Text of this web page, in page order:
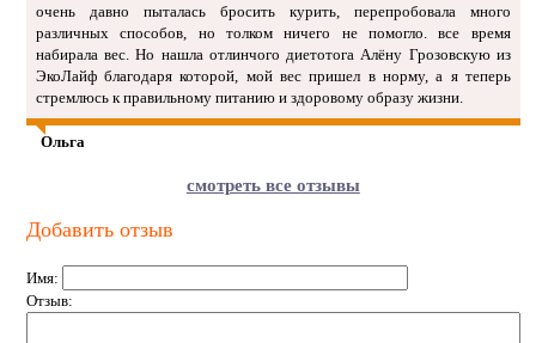
очень давно пыталась бросить курить, перепробовала много
различных способов, но толком ничего не помогло. все время
набирала вес. Но нашла отлинчого диетотога Алёну Грозовскую из
ЭкоЛайф благодаря которой, мой вес пришел в норму, а я теперь
стремлюсь к правильному питанию и здоровому образу жизни.
Ольга
смотреть все отзывы
Добавить отзыв
Имя:
Отзыв: